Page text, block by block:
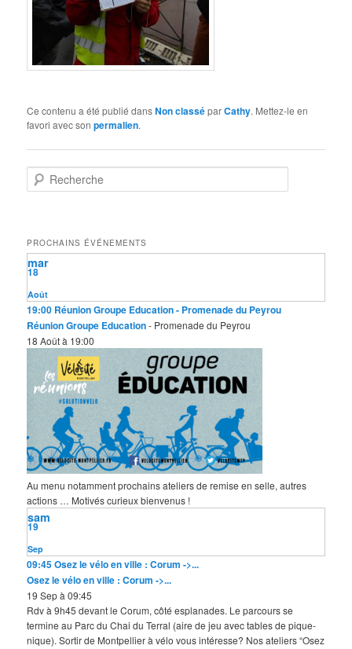
Ce contenu a été publié dansNon classéparCathy. Mettez-le en
favori avec sonpermalien.
e
r
c
h
e
PROCHAINS ÉVÉNEMENTS
Août
18
mar
19:00 Réunion Groupe Education- Promenade du Peyrou
Réunion Groupe Education- Promenade du Peyrou
18 Août à 19:00
Au menu notamment prochains ateliers de remise en selle, autres
actions … Motivés curieux bienvenus !
Sep
19
sam
09:45Osez le vélo en ville : Corum ->...
Osez le vélo en ville : Corum ->...
19 Sep à 09:45
Rdv à 9h45 devant le Corum, côté esplanades. Le parcours se
termine au Parc du Chai du Terral (aire de jeu avec tables de pique-
nique). Sortir de Montpellier à vélo vous intéresse? Nos ateliers “Osez